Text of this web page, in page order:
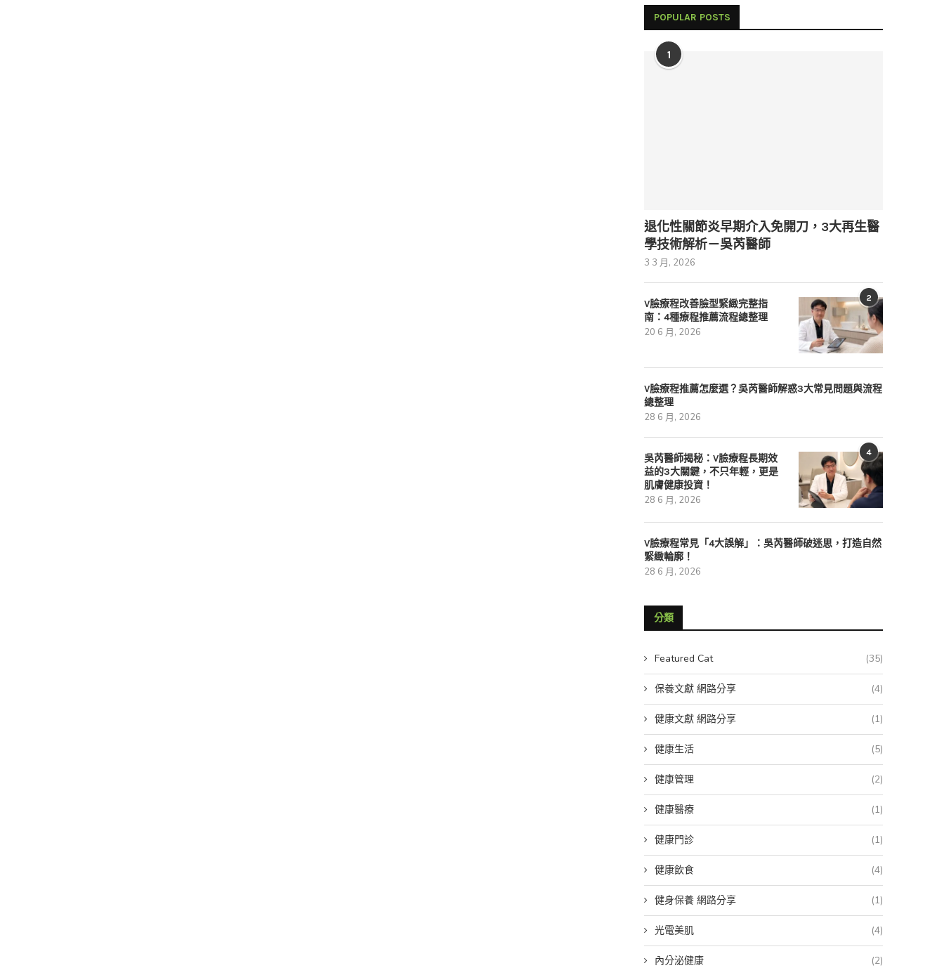
POPULAR POSTS
1
退化性關節炎早期介入免開刀，3大再生醫
學技術解析－吳芮醫師
3 3 月, 2026
2
V臉療程改善臉型緊緻完整指
南：4種療程推薦流程總整理
20 6 月, 2026
V臉療程推薦怎麼選？吳芮醫師解惑3大常見問題與流程
總整理
28 6 月, 2026
4
吳芮醫師揭秘：V臉療程長期效
益的3大關鍵，不只年輕，更是
肌膚健康投資！
28 6 月, 2026
V臉療程常見「4大誤解」：吳芮醫師破迷思，打造自然
緊緻輪廓！
28 6 月, 2026
分類
Featured Cat (35)
保養文獻 網路分享 (4)
健康文獻 網路分享 (1)
健康生活 (5)
健康管理 (2)
健康醫療 (1)
健康門診 (1)
健康飲食 (4)
健身保養 網路分享 (1)
光電美肌 (4)
內分泌健康 (2)